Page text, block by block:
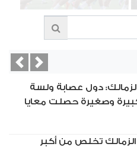
دول عصابة ولسة
وصغيرة حصلت معايا
تخلص من أكبر
Next